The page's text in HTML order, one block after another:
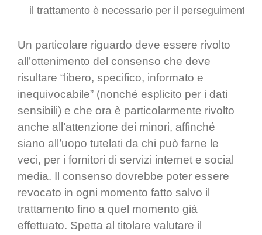
il trattamento è necessario per il perseguimento
Un particolare riguardo deve essere rivolto
all’ottenimento del consenso che deve
risultare “libero, specifico, informato e
inequivocabile” (nonché esplicito per i dati
sensibili) e che ora è particolarmente rivolto
anche all’attenzione dei minori, affinché
siano all’uopo tutelati da chi può farne le
veci, per i fornitori di servizi internet e social
media. Il consenso dovrebbe poter essere
revocato in ogni momento fatto salvo il
trattamento fino a quel momento già
effettuato. Spetta al titolare valutare il